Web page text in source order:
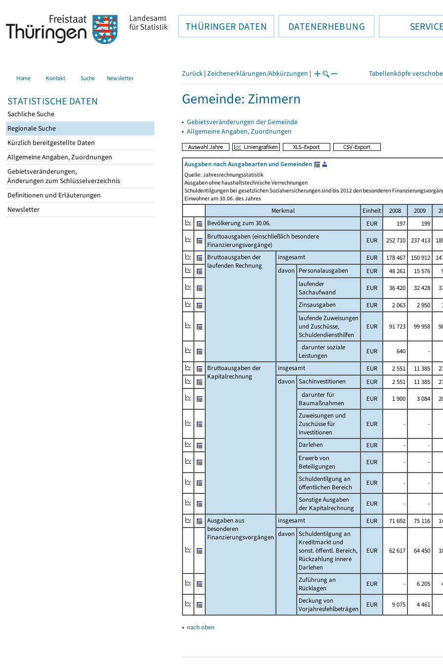
THÜRINGER DATEN DATENERHEBUNG
Home Kontakt Suche Newsletter
STATISTISCHE DATEN
Sachliche Suche
Regionale Suche
Kürzlich bereitgestellte Daten
Allgemeine Angaben, Zuordnungen
Gebietsveränderungen,
Änderungen zum Schlüsselverzeichnis
Definitionen und Erläuterungen
Newsletter
Zurück | Zeichenerklärungen/Abkürzungen | Tabellenköpfe
Gemeinde: Zimmern
▸ Gebietsveränderungen der Gemeinde
▸ Allgemeine Angaben, Zuordnungen
Ausgaben nach Ausgabearten und Gemeinden
Quelle: Jahresrechnungsstatistik
Ausgaben ohne haushaltstechnische Verrechnungen
Schuldentilgungen bei gesetzlichen Sozialversicherungen sind bis 2012 den besonderen
Einwohner am 30.06. des Jahres
Merkmal Einheit 2008 2009
Bevölkerung zum 30.06.
EUR 197 199
Bruttoausgaben (einschließlich besondere
Finanzierungsvorgänge)
EUR 252 710 237 413
Bruttoausgaben der
laufenden Rechnung
insgesamt EUR 178 467 150 912
davon Personalausgaben EUR 48 261 15 576
laufender
Sachaufwand
EUR 36 420 32 428
Zinsausgaben
EUR 2 063 2 950
laufende Zuweisungen
und Zuschüsse,
Schuldendiensthilfen
EUR 91 723 99 958
darunter soziale
Leistungen
EUR 640 -
Bruttoausgaben der
Kapitalrechnung
insgesamt EUR 2 551 11 385
davon Sachinvestitionen EUR 2 551 11 385
darunter für
Baumaßnahmen
EUR 1 900 3 084
Zuweisungen und
Zuschüsse für
Investitionen
EUR - -
Darlehen EUR - -
Erwerb von
Beteiligungen
EUR - -
Schuldentilgung an
öffentlichen Bereich
EUR - -
Sonstige Ausgaben
der Kapitalrechnung
EUR - -
Ausgaben aus
besonderen
Finanzierungsvorgängen
insgesamt EUR 71 692 75 116
davon Schuldentilgung an
Kreditmarkt und
sonst. öffentl. Bereich,
Rückzahlung innere
Darlehen
EUR 62 617 64 450
Zuführung an
Rücklagen
EUR - 6 205
Deckung von
Vorjahresfehlbeträgen
EUR 9 075 4 461
▴ nach oben